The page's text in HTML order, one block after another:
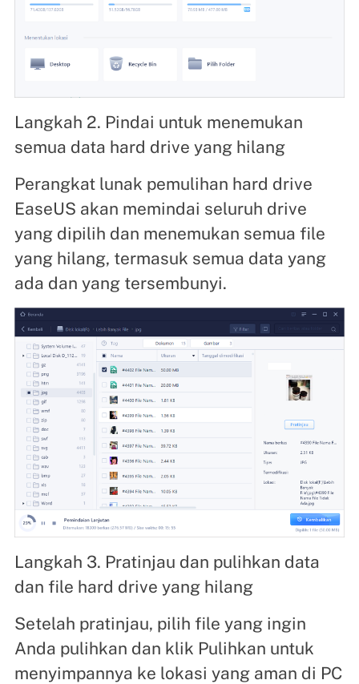
Langkah 2. Pindai untuk menemukan
semua data hard drive yang hilang
Perangkat lunak pemulihan hard drive
EaseUS akan memindai seluruh drive
yang dipilih dan menemukan semua file
yang hilang, termasuk semua data yang
ada dan yang tersembunyi.
Langkah 3. Pratinjau dan pulihkan data
dan file hard drive yang hilang
Setelah pratinjau, pilih file yang ingin
Anda pulihkan dan klik Pulihkan untuk
menyimpannya ke lokasi yang aman di PC